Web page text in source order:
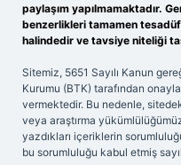
paylaşım yapılmamaktadır.
benzerlikleri tamamen
halindedir ve tavsiye niteliği
Sitemiz, 5651 Sayılı Kanun
Kurumu (BTK) tarafından
vermektedir. Bu nedenle,
veya araştırma
yazdıkları içeriklerin
bu sorumluluğu kabul etmiş